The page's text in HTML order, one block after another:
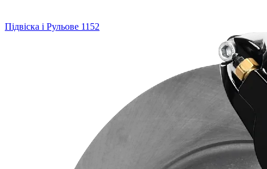
Підвіска і Рульове 1152